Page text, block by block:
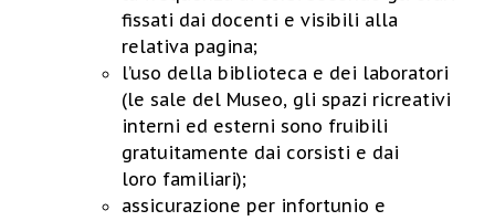
fissati dai docenti e visibili alla
relativa pagina;
l’uso della biblioteca e dei laboratori
(le sale del Museo, gli spazi ricreativi
interni ed esterni sono fruibili
gratuitamente dai corsisti e dai
loro familiari);
assicurazione per infortunio e